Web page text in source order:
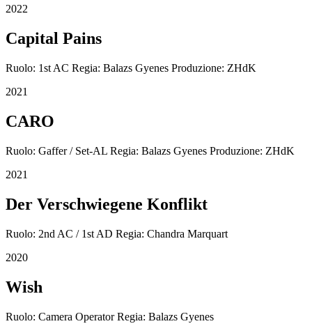
2022
Capital Pains
Ruolo: 1st AC Regia: Balazs Gyenes Produzione: ZHdK
2021
CARO
Ruolo: Gaffer / Set-AL Regia: Balazs Gyenes Produzione: ZHdK
2021
Der Verschwiegene Konflikt
Ruolo: 2nd AC / 1st AD Regia: Chandra Marquart
2020
Wish
Ruolo: Camera Operator Regia: Balazs Gyenes